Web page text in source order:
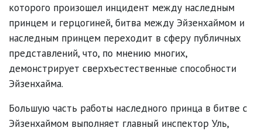
которого произошел инцидент между наследным
принцем и герцогиней, битва между Эйзенхаймом и
наследным принцем переходит в сферу публичных
представлений, что, по мнению многих,
демонстрирует сверхъестественные способности
Эйзенхайма.
Большую часть работы наследного принца в битве с
Эйзенхаймом выполняет главный инспектор Уль,